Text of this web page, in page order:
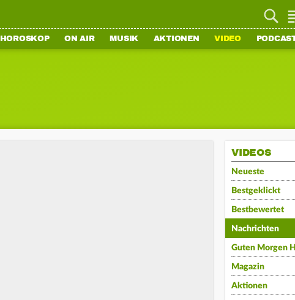
HOROSKOP ON AIR MUSIK AKTIONEN VIDEO
VIDEOS
Neueste
Bestgeklickt
Bestbewertet
Nachrichten
Guten Morgen
Magazin
Aktionen